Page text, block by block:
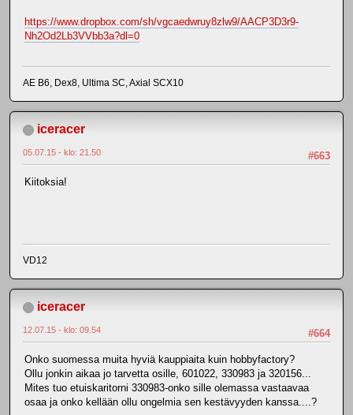
https://www.dropbox.com/sh/vgcaedwruy8zlw9/AACP3D3r9-
Nh2Od2Lb3VVbb3a?dl=0
AE B6, Dex8, Ultima SC, Axial SCX10
iceracer
#663
05.07.15 - klo: 21.50
Kiitoksia!
VD12
iceracer
#664
12.07.15 - klo: 09.54
Onko suomessa muita hyviä kauppiaita kuin hobbyfactory?
Ollu jonkin aikaa jo tarvetta osille, 601022, 330983 ja 320156...
Mites tuo etuiskaritorni 330983-onko sille olemassa vastaavaa
osaa ja onko kellään ollu ongelmia sen kestävyyden kanssa....?